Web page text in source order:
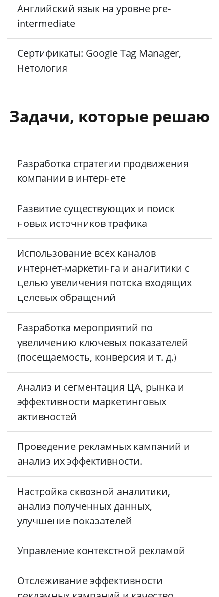
Английский язык на уровне pre-
intermediate
Сертификаты: Google Tag Manager,
Нетология
Задачи, которые решаю
Разработка стратегии продвижения
компании в интернете
Развитие существующих и поиск
новых источников трафика
Использование всех каналов
интернет-маркетинга и аналитики с
целью увеличения потока входящих
целевых обращений
Разработка мероприятий по
увеличению ключевых показателей
(посещаемость, конверсия и т. д.)
Анализ и сегментация ЦА, рынка и
эффективности маркетинговых
активностей
Проведение рекламных кампаний и
анализ их эффективности.
Настройка сквозной аналитики,
анализ полученных данных,
улучшение показателей
Управление контекстной рекламой
Отслеживание эффективности